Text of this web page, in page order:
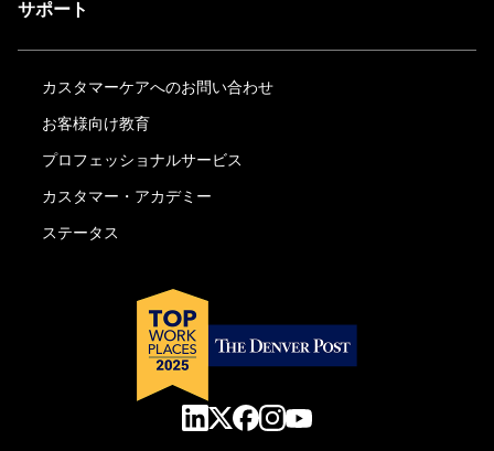
サポート
カスタマーケアへのお問い合わせ
お客様向け教育
プロフェッショナルサービス
カスタマー・アカデミー
ステータス